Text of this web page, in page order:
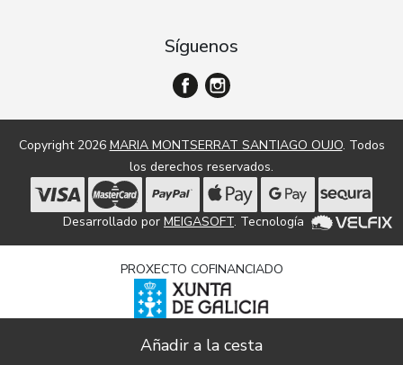
Síguenos
Copyright 2026 MARIA MONTSERRAT SANTIAGO OUJO. Todos
los derechos reservados.
Desarrollado por MEIGASOFT. Tecnología
PROXECTO COFINANCIADO